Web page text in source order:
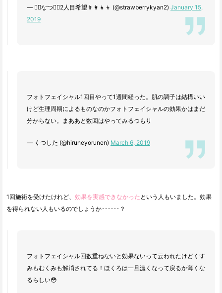
— 🧚‍♀️なつ🧚‍♀️2人目希望👨‍👩‍👧‍👦 (@strawberrykyan2) January 15,
2019
フォトフェイシャル1回目やって1週間経った。肌の調子は結構いい
けど生理周期によるものなのかフォトフェイシャルの効果かはまだ
分からない。まああと数回はやってみるつもり
— くつした (@hiruneyorunen) March 6, 2019
1回施術を受けたけれど、 効果を実感できなかった という人もいました。効果
を得られない人もいるのでしょうか･･････？
フォトフェイシャル回数重ねないと効果ないって云われたけどくす
みもむくみも解消されてる！ほくろは一旦濃くなって戻るか薄くな
るらしい😳